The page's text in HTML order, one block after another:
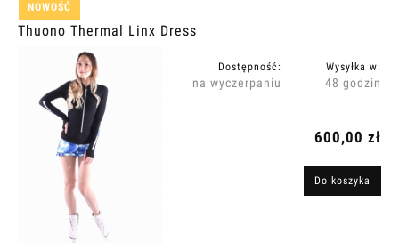
Thuono Thermal Linx Dress
Dostępność:
na wyczerpaniu
Wysyłka w:
48 godzin
600,00 zł
Do koszyka
NOWOŚĆ